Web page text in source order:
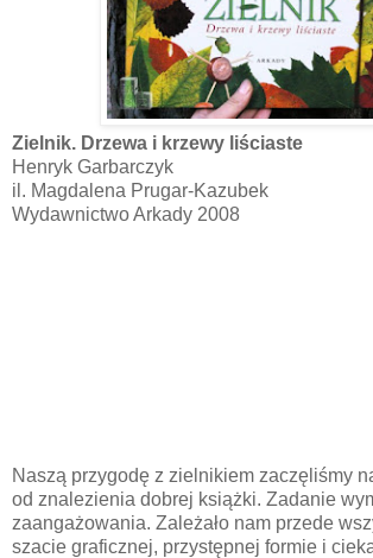
Zielnik. Drzewa i krzewy liściaste
Henryk Garbarczyk
il. Magdalena Prugar-Kazubek
Wydawnictwo Arkady 2008
Naszą przygodę z zielnikiem zaczęliśmy
od znalezienia dobrej książki. Zadanie
zaangażowania. Zależało nam przede
szacie graficznej, przystępnej formie i